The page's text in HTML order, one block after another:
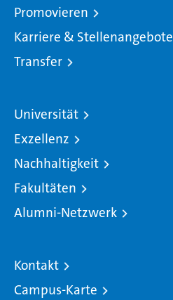
Promovieren
Karriere & Stellenangebote
Transfer
Universität
Exzellenz
Nachhaltigkeit
Fakultäten
Alumni-Netzwerk
Kontakt
Campus-Karte